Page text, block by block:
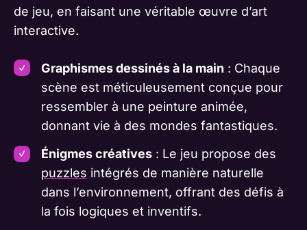
de jeu, en faisant une véritable œuvre d’art
interactive.
Graphismes dessinés à la main : Chaque
scène est méticuleusement conçue pour
ressembler à une peinture animée,
donnant vie à des mondes fantastiques.
Énigmes créatives: Le jeu propose des
puzzles intégrés de manière naturelle
dans l’environnement, offrant des défis à
la fois logiques et inventifs.